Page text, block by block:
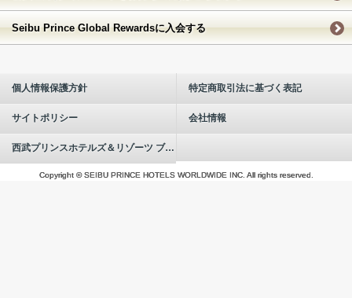
Seibu Prince Global Rewardsに入会する
個人情報保護方針 特定商取引法に基づく表記
サイトポリシー 会社情報
西武プリンスホテルズ＆リゾーツ ブランドについて
Copyright © SEIBU PRINCE HOTELS WORLDWIDE INC. All rights reserved.